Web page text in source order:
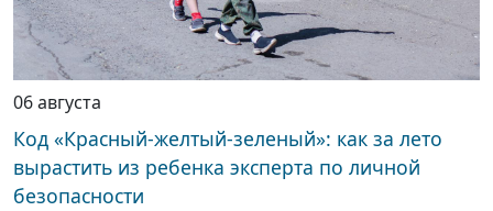
06 августа
Код «Красный-желтый-зеленый»: как за лето
вырастить из ребенка эксперта по личной
безопасности